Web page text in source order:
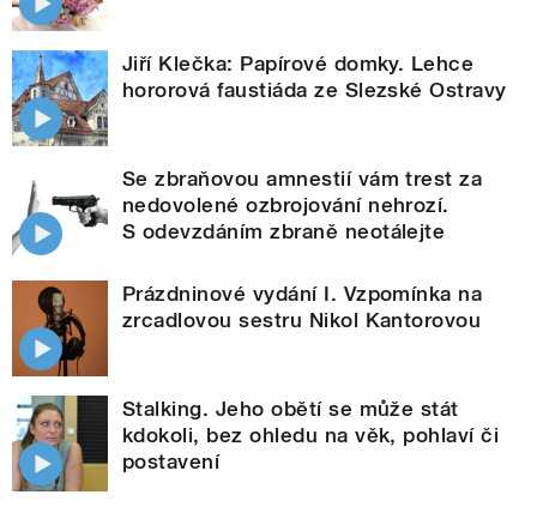
Jiří Klečka: Papírové domky. Lehce
hororová faustiáda ze Slezské Ostravy
Se zbraňovou amnestií vám trest za
nedovolené ozbrojování nehrozí.
S odevzdáním zbraně neotálejte
Prázdninové vydání I. Vzpomínka na
zrcadlovou sestru Nikol Kantorovou
Stalking. Jeho obětí se může stát
kdokoli, bez ohledu na věk, pohlaví či
postavení